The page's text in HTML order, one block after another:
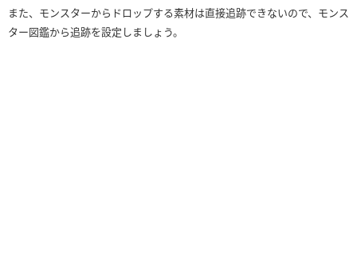
また、モンスターからドロップする素材は直接追跡できないので、モンス
ター図鑑から追跡を設定しましょう。